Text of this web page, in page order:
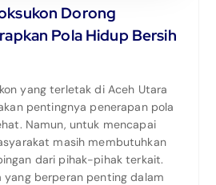
Dorong
Pola Hidup Bersih
yang terletak di Aceh Utara
pentingnya penerapan pola
Namun, untuk mencapai
masih membutuhkan
dari pihak-pihak terkait.
yang berperan penting dalam